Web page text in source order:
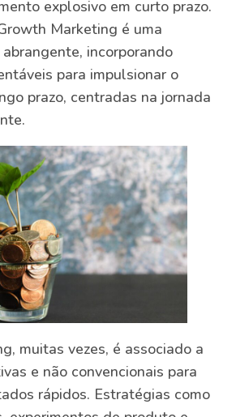
explosivo em curto prazo.
Marketing é uma
incorporando
para impulsionar o
prazo, centradas na jornada
muitas vezes, é associado a
e não convencionais para
rápidos. Estratégias como